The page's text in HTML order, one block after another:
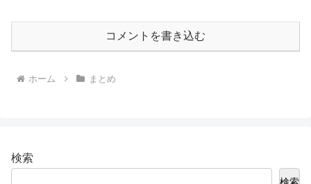
コメントを書き込む
ホーム まとめ
検索